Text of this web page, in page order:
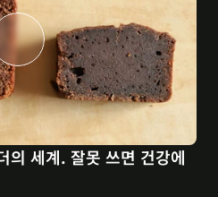
의 세계. 잘못 쓰면 건강에